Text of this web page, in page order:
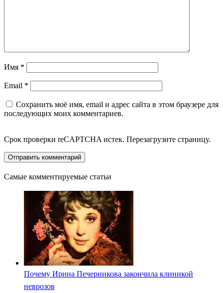
Имя *
Email *
Сохранить моё имя, email и адрес сайта в этом браузере для
последующих моих комментариев.
Срок проверки reCAPTCHA истек. Перезагрузите страницу.
Самые комментируемые статьи
Почему Ирина Печерникова закончила клиникой
неврозов